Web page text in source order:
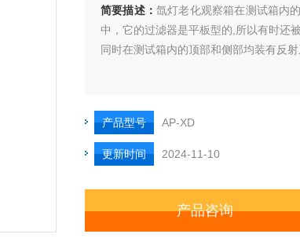
简要描述： 氙灯老化观察箱在测试箱内
中，它的过滤器是平板型的,所以有时还
同时在测试箱内的顶部和侧部均装有反
产品型号 AP-XD
更新时间 2024-11-10
产品咨询